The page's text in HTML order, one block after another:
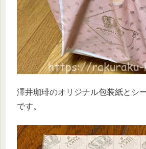
澤井珈琲のオリジナル包装紙とシ
です。